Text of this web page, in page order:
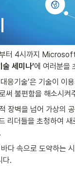
터 4시까지
세미나’에 여러분을
응기술’은 기술이 이
써 불편함을 해소시켜
장벽을 넘어 가상의
리더들을 초청하여 새
다 속으로 도약하는
다.